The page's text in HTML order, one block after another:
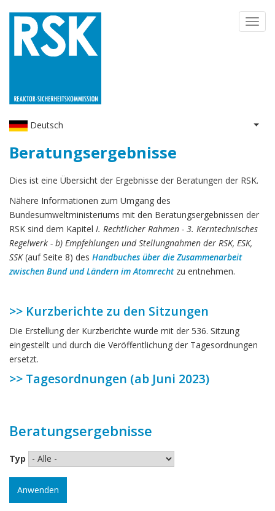
Direkt
Inhalt
Deutsch
Beratungsergebnisse
Dies ist eine Übersicht der Ergebnisse der Beratungen der RSK.
Nähere Informationen zum Umgang des
Bundesumweltministeriums mit den Beratungsergebnissen der
RSK sind dem Kapitel I. Rechtlicher Rahmen - 3. Kerntechnisches
Regelwerk - b) Empfehlungen und Stellungnahmen der RSK, ESK,
SSK(auf Seite 8) des Handbuches über die Zusammenarbeit
zwischen Bund und Ländern im Atomrechtzu entnehmen.
>> Kurzberichte zu den Sitzungen
Die Erstellung der Kurzberichte wurde mit der 536. Sitzung
eingestellt und durch die Veröffentlichung der Tagesordnungen
ersetzt.
>> Tagesordnungen (ab Juni 2023)
Beratungsergebnisse
Typ